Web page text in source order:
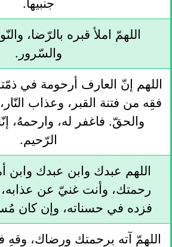
جنبيها.
اللهمّ املأ قبره بالرّضا،
والسّرور.
اللهم إنّ العارف أرحومة في
فقِه من فتنة القبر، وعذاب
والحقّ. فاغفر له، وارحمهُ،
الرّحيم.
اللهم عبدك وابن عبدك وابن
رحمتك، وأنت غنيّ عن
فزده في حسناته، وإن كان
اللهمّ آته برحمتك ورضاك، وقهِ